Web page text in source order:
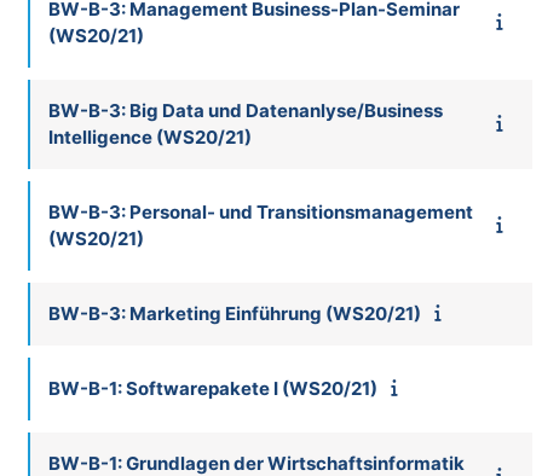
BW-B-3: Management Business-Plan-Seminar
(WS20/21)
BW-B-3: Big Data und Datenanlyse/Business
Intelligence (WS20/21)
BW-B-3: Personal- und Transitionsmanagement
(WS20/21)
BW-B-3: Marketing Einführung (WS20/21)
BW-B-1: Softwarepakete I (WS20/21)
BW-B-1: Grundlagen der Wirtschaftsinformatik